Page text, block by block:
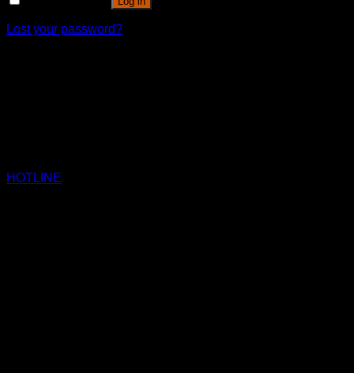
Lost your password?
HOTLINE